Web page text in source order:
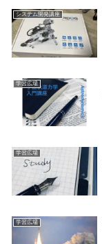
システム開発講座
学習広場
学習広場
学習広場